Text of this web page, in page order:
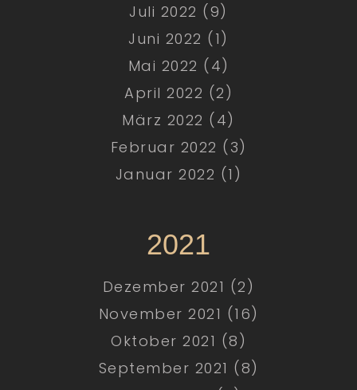
Juli 2022 (9)
Juni 2022 (1)
Mai 2022 (4)
April 2022 (2)
März 2022 (4)
Februar 2022 (3)
Januar 2022 (1)
2021
Dezember 2021 (2)
November 2021 (16)
Oktober 2021 (8)
September 2021 (8)